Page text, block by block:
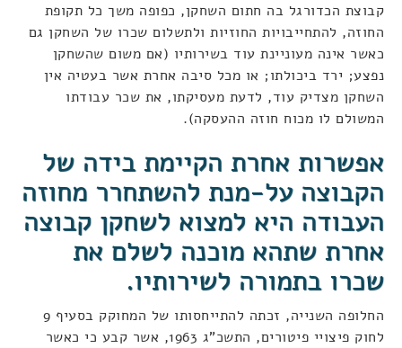
קבוצת הכדורגל בה חתום השחקן, כפופה משך כל תקופת
החוזה, להתחייבויות החוזיות ולתשלום שכרו של השחקן גם
כאשר אינה מעוניינת עוד בשירותיו (אם משום שהשחקן
נפצע; ירד ביכולתו; או מכל סיבה אחרת אשר בעטיה אין
השחקן מצדיק עוד, לדעת מעסיקתו, את שכר עבודתו
המשולם לו מכוח חוזה ההעסקה).
אפשרות אחרת הקיימת בידה של
הקבוצה על-מנת להשתחרר מחוזה
העבודה היא למצוא לשחקן קבוצה
אחרת שתהא מוכנה לשלם את
שכרו בתמורה לשירותיו.
החלופה השנייה, זכתה להתייחסותו של המחוקק בסעיף 9
לחוק פיצויי פיטורים, התשכ"ג 1963, אשר קבע כי כאשר